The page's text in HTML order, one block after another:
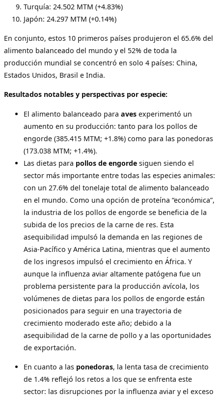
Turquía: 24.502 MTM (+4.83%)
Japón: 24.297 MTM (+0.14%)
En conjunto, estos 10 primeros países produjeron el 65.6% del
alimento balanceado del mundo y el 52% de toda la
producción mundial se concentró en solo 4 países: China,
Estados Unidos, Brasil e India.
Resultados notables y perspectivas por especie:
El alimento balanceado para aves experimentó un
aumento en su producción: tanto para los pollos de
engorde (385.415 MTM; +1.8%) como para las ponedoras
(173.038 MTM; +1.4%).
Las dietas para pollos de engorde siguen siendo el
sector más importante entre todas las especies animales:
con un 27.6% del tonelaje total de alimento balanceado
en el mundo. Como una opción de proteína “económica”,
la industria de los pollos de engorde se beneficia de la
subida de los precios de la carne de res. Esta
asequibilidad impulsó la demanda en las regiones de
Asia-Pacífico y América Latina, mientras que el aumento
de los ingresos impulsó el crecimiento en África. Y
aunque la influenza aviar altamente patógena fue un
problema persistente para la producción avícola, los
volúmenes de dietas para los pollos de engorde están
posicionados para seguir en una trayectoria de
crecimiento moderado este año; debido a la
asequibilidad de la carne de pollo y a las oportunidades
de exportación.
En cuanto a las ponedoras, la lenta tasa de crecimiento
de 1.4% reflejó los retos a los que se enfrenta este
sector: las disrupciones por la influenza aviar y el exceso